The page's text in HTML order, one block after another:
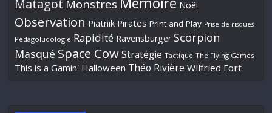
Matagot Monstres Noël
Observation Piatnik Pirates Print and Play Prise de risques
Pédagoludologie Rapidité Ravensburger Scorpion
Masqué Space Cow Stratégie Tactique The Flying Games
This is a Gamin' Halloween Théo Rivière Wilfried Fort